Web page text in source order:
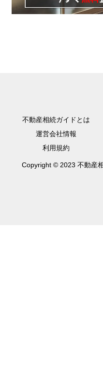
不動産相続ガイドとは
運営会社情報
利用規約
Copyright © 2023 不動産